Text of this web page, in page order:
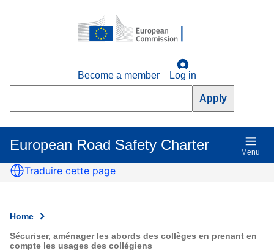
Become a member
Log in
European Road Safety Charter
Main
navigation
Menu
Traduire cette page
Breadcrumb
Home
Sécuriser, aménager les abords des collèges en prenant en
compte les usages des collégiens